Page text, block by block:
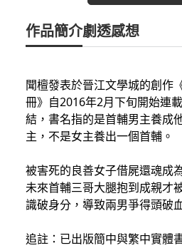
作品簡介劇透感想
聞檀發表於晉江文學城的創作
冊》自2016年2月下旬開始連
結，書名指的是首輔男主養成
主，不是女主養出一個首輔。
被害死的良善女子借屍還魂成
未來首輔三哥大腿抱到成親才
識破身分，導致兩男爭得頭破
追註：已出版簡中與繁中實體